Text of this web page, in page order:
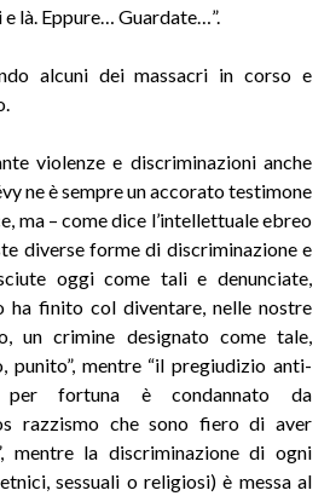
là. Eppure… Guardate…”.
alcuni dei massacri in corso e
violenze e discriminazioni anche
ne è sempre un accorato testimone
ma – come dice l’intellettuale ebreo
diverse forme di discriminazione e
oggi come tali e denunciate,
ha finito col diventare, nelle nostre
un crimine designato come tale,
punito”, mentre “il pregiudizio anti-
fortuna è condannato da
razzismo che sono fiero di aver
mentre la discriminazione di ogni
sessuali o religiosi) è messa al